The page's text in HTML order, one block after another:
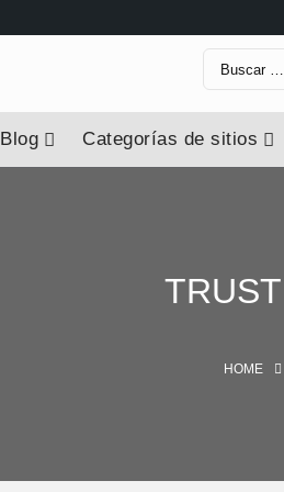
Buscar:
Blog Categorías de sitios
HOME